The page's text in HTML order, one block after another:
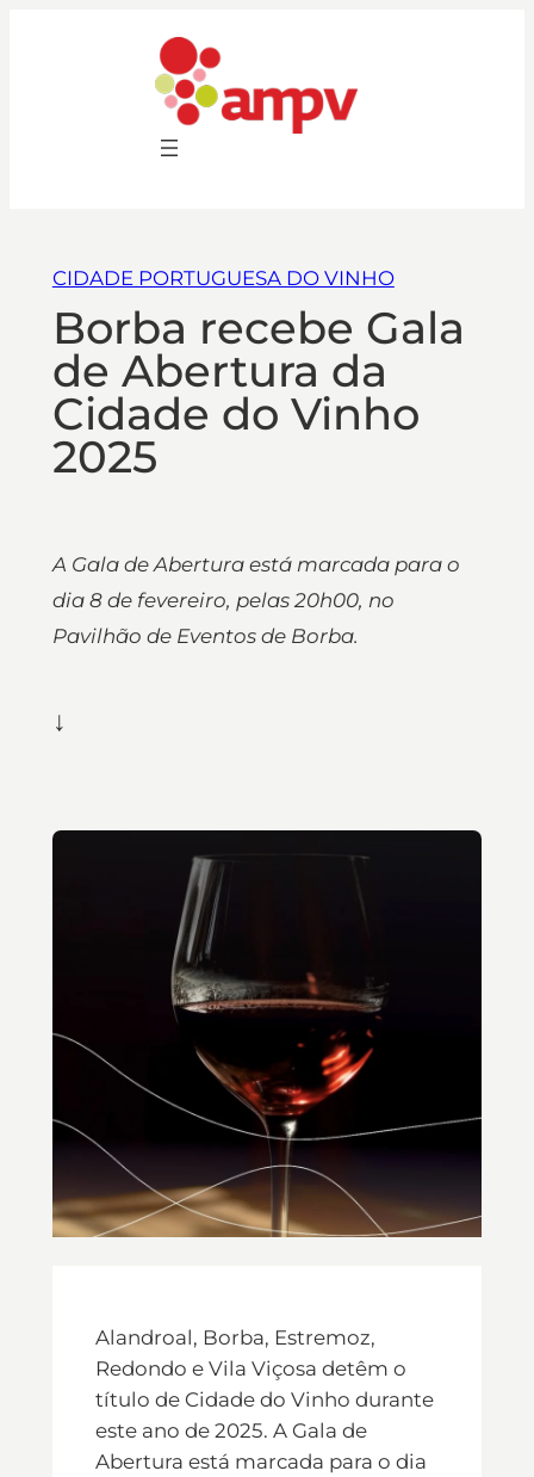
CIDADE PORTUGUESA DO VINHO
Borba recebe Gala
de Abertura da
Cidade do Vinho
2025
A Gala de Abertura está marcada para o
dia 8 de fevereiro, pelas 20h00, no
Pavilhão de Eventos de Borba.
↓
Alandroal, Borba, Estremoz,
Redondo e Vila Viçosa detêm o
título de Cidade do Vinho durante
este ano de 2025. A Gala de
Abertura está marcada para o dia